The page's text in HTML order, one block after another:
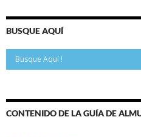
BUSQUE AQUÍ
CONTENIDO DE LA GUÍA DE